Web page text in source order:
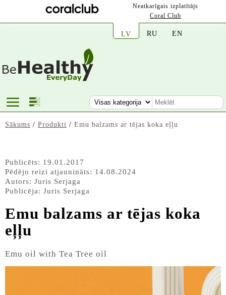
Neatkarīgais izplatītājs
Coral Club
LV RU EN
Sākums / Produkti / Emu balzams ar tējas koka eļļu
Publicēts: 19.01.2017
Pēdējo reizi atjaunināts: 14.08.2024
Autors: Juris Serjaga
Publicēja: Juris Serjaga
Emu balzams ar tējas koka
eļļu
Emu oil with Tea Tree oil